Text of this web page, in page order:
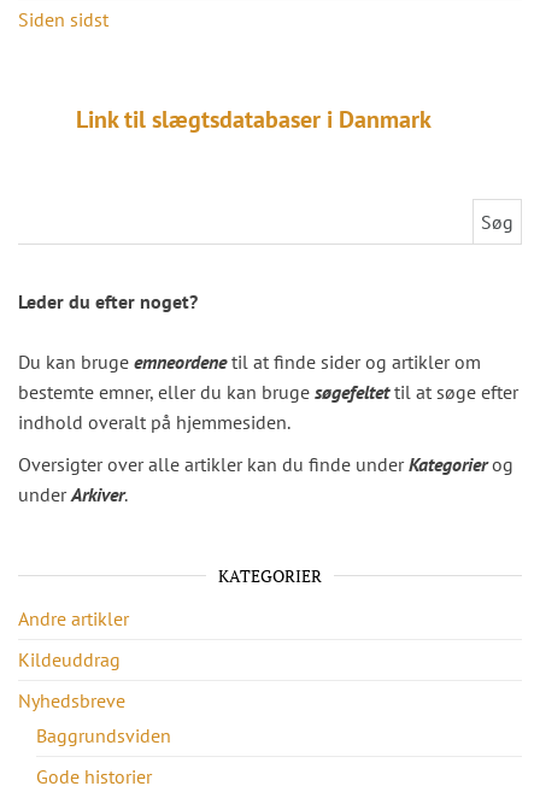
Siden sidst
Link til slægtsdatabaser i Danmark
Leder du efter noget?
Du kan bruge emneordenetil at finde sider og artikler om
bestemte emner, eller du kan bruge søgefeltettil at søge efter
indhold overalt på hjemmesiden.
Oversigter over alle artikler kan du finde underKategorierog
underArkiver.
KATEGORIER
Andre artikler
Kildeuddrag
Nyhedsbreve
Baggrundsviden
Gode historier